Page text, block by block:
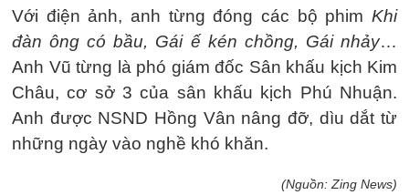
Với điện ảnh, anh từng đóng các bộ phim Khi
đàn ông có bầu, Gái ế kén chồng, Gái nhảy…
Anh Vũ từng là phó giám đốc Sân khấu kịch Kim
Châu, cơ sở 3 của sân khấu kịch Phú Nhuận.
Anh được NSND Hồng Vân nâng đỡ, dìu dắt từ
những ngày vào nghề khó khăn.
(Nguồn: Zing News)